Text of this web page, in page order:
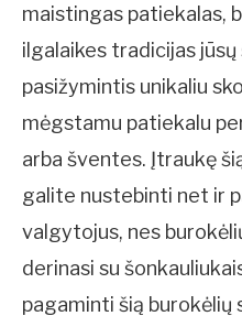
maistingas patiekalas,
ilgalaikes tradicijas
pasižymintis unikaliu
mėgstamu patiekalu
arba šventes. Įtraukę
galite nustebinti net ir
valgytojus, nes
derinasi su
pagaminti šią burokėlių